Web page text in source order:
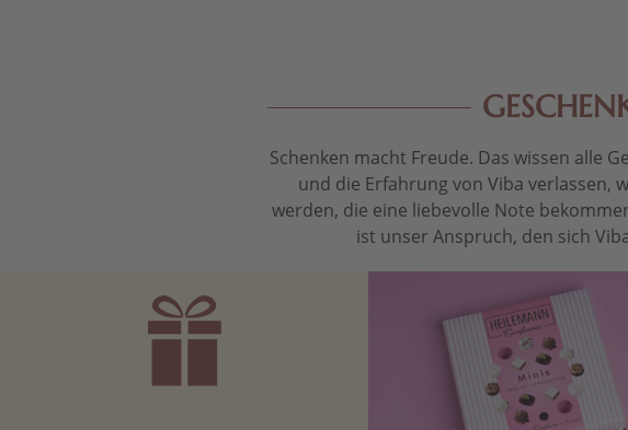
Schenken macht Freude. Das wissen alle
und die Erfahrung von Viba verlassen,
werden, die eine liebevolle Note
ist unser Anspruch, den sich